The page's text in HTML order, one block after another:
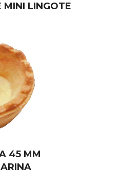
MINI LINGOTE
45 MM